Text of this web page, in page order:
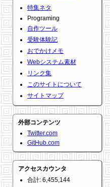
特集ネタ
Programing
自作ツール
受験体験記
おでかけメモ
Webシステム素材
リンク集
このサイトについて
サイトマップ
外部コンテンツ
Twitter.com
GitHub.com
アクセスカウンタ
合計: 6,455,144